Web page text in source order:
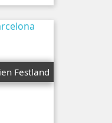
Festland